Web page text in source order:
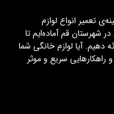
از ۱۰ سال در زمینه‌ی تعمیر انواع لوازم
قم آماده‌ایم تا
دهیم. آیا لوازم خانگی شما
و راهکارهایی سریع و موثر